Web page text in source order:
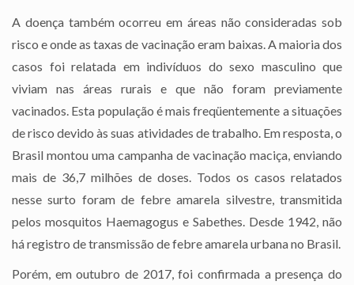
A doença também ocorreu em áreas não consideradas sob
risco e onde as taxas de vacinação eram baixas. A maioria dos
casos foi relatada em indivíduos do sexo masculino que
viviam nas áreas rurais e que não foram previamente
vacinados. Esta população é mais freqüentemente a situações
de risco devido às suas atividades de trabalho. Em resposta, o
Brasil montou uma campanha de vacinação maciça, enviando
mais de 36,7 milhões de doses. Todos os casos relatados
nesse surto foram de febre amarela silvestre, transmitida
pelos mosquitos Haemagogus e Sabethes. Desde 1942, não
há registro de transmissão de febre amarela urbana no Brasil.
Porém, em outubro de 2017, foi confirmada a presença do